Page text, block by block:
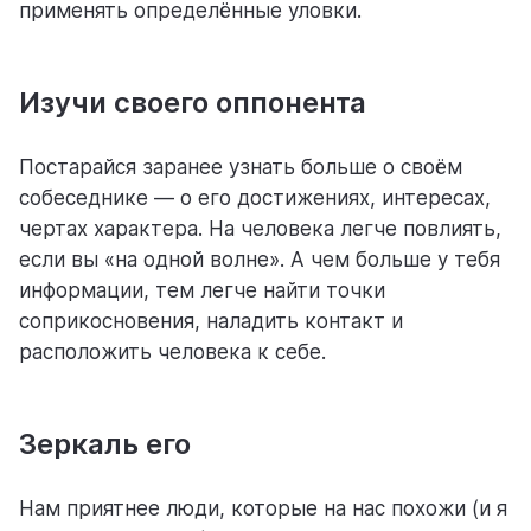
помогаем научиться работать в Weeek
применять определённые уловки.
Изучи своего оппонента
Постарайся заранее узнать больше о своём
собеседнике — о его достижениях, интересах,
чертах характера. На человека легче повлиять,
если вы «на одной волне». А чем больше у тебя
информации, тем легче найти точки
соприкосновения, наладить контакт и
расположить человека к себе.
Зеркаль его
Нам приятнее люди, которые на нас похожи (и я